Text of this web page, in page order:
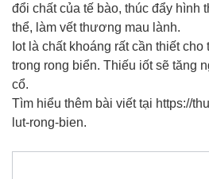
đổi chất của tế bào, thúc đẩy hình
thể, làm vết thương mau lành.
Iot là chất khoáng rất cần thiết
trong rong biển. Thiếu iốt sẽ tăng
cổ.
Tìm hiểu thêm bài viết tại https://
lut-rong-bien.